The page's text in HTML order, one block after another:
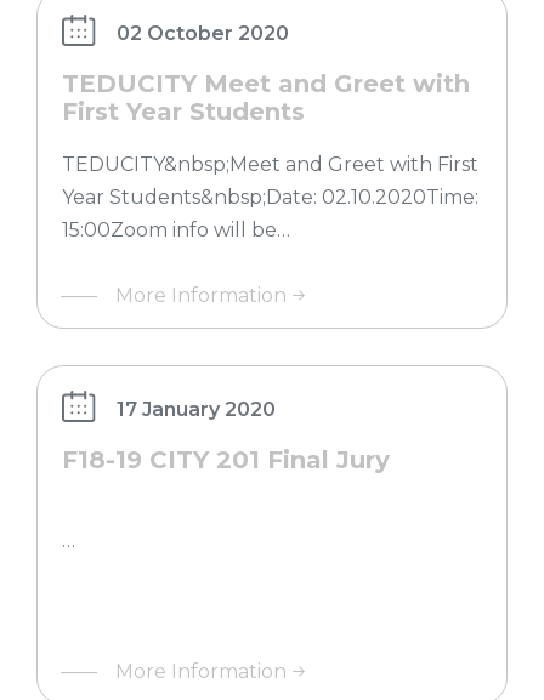
02 October 2020
TEDUCITY Meet and Greet with
First Year Students
TEDUCITY&nbsp;Meet and Greet with First
Year Students&nbsp;Date: 02.10.2020Time:
15:00Zoom info will be…
More Information
17 January 2020
F18-19 CITY 201 Final Jury
…
More Information